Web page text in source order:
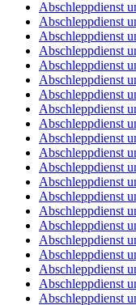
Abschleppdienst
Abschleppdienst
Abschleppdienst
Abschleppdienst
Abschleppdienst
Abschleppdienst
Abschleppdienst
Abschleppdienst
Abschleppdienst
Abschleppdienst
Abschleppdienst
Abschleppdienst
Abschleppdienst
Abschleppdienst
Abschleppdienst
Abschleppdienst
Abschleppdienst
Abschleppdienst
Abschleppdienst
Abschleppdienst
Abschleppdienst